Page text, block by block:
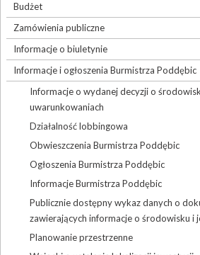
Budżet
Zamówienia publiczne
Informacje o biuletynie
Informacje i ogłoszenia Burmistrza Poddębic
Informacje o wydanej decyzji o
uwarunkowaniach
Działalność lobbingowa
Obwieszczenia Burmistrza Poddębic
Ogłoszenia Burmistrza Poddębic
Informacje Burmistrza Poddębic
Publicznie dostępny wykaz danych o
zawierających informacje o środowisku i
Planowanie przestrzenne